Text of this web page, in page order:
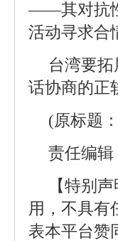
——其对抗
活动寻求合
台湾要
话协商的正
(原标题
责任编辑
【特别
用，不具有
表本平台赞